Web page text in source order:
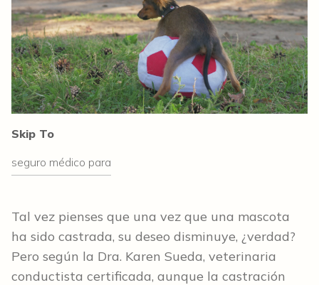
Skip To
seguro médico para
Tal vez pienses que una vez que una mascota
ha sido castrada, su deseo disminuye, ¿verdad?
Pero según la Dra. Karen Sueda, veterinaria
conductista certificada, aunque la castración